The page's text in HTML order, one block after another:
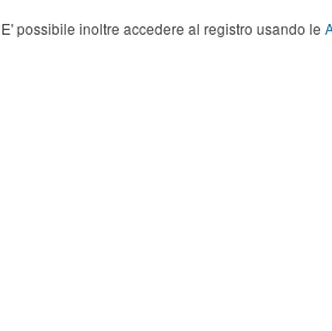
E' possibile inoltre accedere al registro usando le